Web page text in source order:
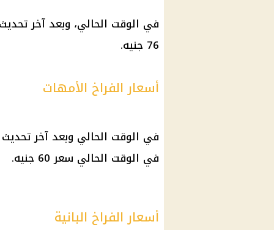
في الوقت الحالي، وبعد آخر
76 جنيه.
أسعار الفراخ الأمهات
في الوقت الحالي وبعد آخر
في الوقت الحالي سعر 60 جنيه.
أسعار الفراخ البانية